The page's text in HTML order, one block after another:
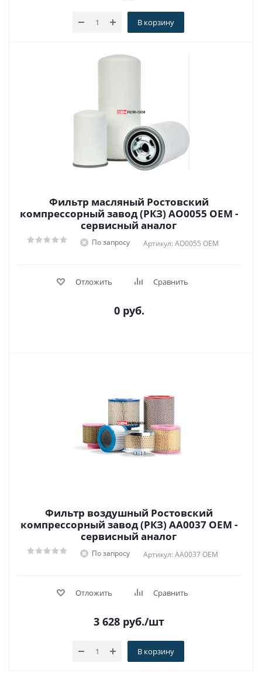
В корзину
Фильтр масляный Ростовский
компрессорный завод (РКЗ) АО0055 OEM -
сервисный аналог
По запросу Артикул: АО0055 OEM
Отложить Сравнить
0 руб.
Фильтр воздушный Ростовский
компрессорный завод (РКЗ) АA0037 OEM -
сервисный аналог
По запросу Артикул: АA0037 OEM
Отложить Сравнить
3 628 руб./шт
В корзину